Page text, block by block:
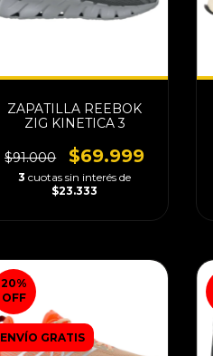
ZAPATILLA REEBOK
ZIG KINETICA 3
$91.000 $69.999
3 cuotas sin interés de
$23.333
20%
OFF
ENVÍO GRATIS